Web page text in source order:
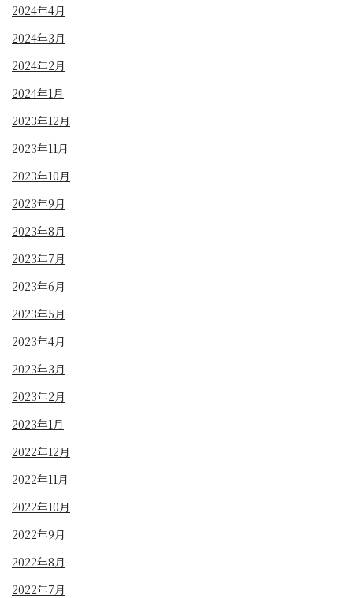
2024年4月
2024年3月
2024年2月
2024年1月
2023年12月
2023年11月
2023年10月
2023年9月
2023年8月
2023年7月
2023年6月
2023年5月
2023年4月
2023年3月
2023年2月
2023年1月
2022年12月
2022年11月
2022年10月
2022年9月
2022年8月
2022年7月